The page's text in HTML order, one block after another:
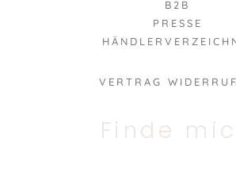
B2B
PRESSE
VERTRAG
Finde